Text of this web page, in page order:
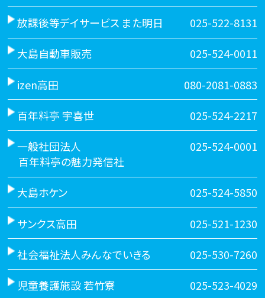
放課後等デイサービス また明日 025-522-8131
大島自動車販売 025-524-0011
izen高田 080-2081-0883
百年料亭 宇喜世 025-524-2217
一般社団法人
百年料亭の魅力発信社
025-524-0001
大島ホケン 025-524-5850
サンクス高田 025-521-1230
社会福祉法人みんなでいきる 025-530-7260
児童養護施設 若竹寮 025-523-4029